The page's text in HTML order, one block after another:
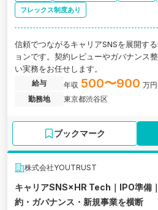
フレックス制度あり
信頼でつながるキャリアSNSを展開す
ョンです。契約レビューやガバナンス
い実務をお任せします。
給与 年収 500〜900 万円
勤務地
東京都渋谷区
ブックマーク
株式会社YOUTRUST
キャリアSNS×HR Tech｜IPO準備
約・ガバナンス・新規事業を横断